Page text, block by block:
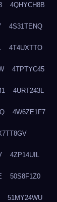
4QHYCH8B
4S31TENQ
4T4UXTTO
4TPTYC45
4URT243L
4W6ZE1F7
4ZP14UIL
50S8F1Z0
51MY24WU